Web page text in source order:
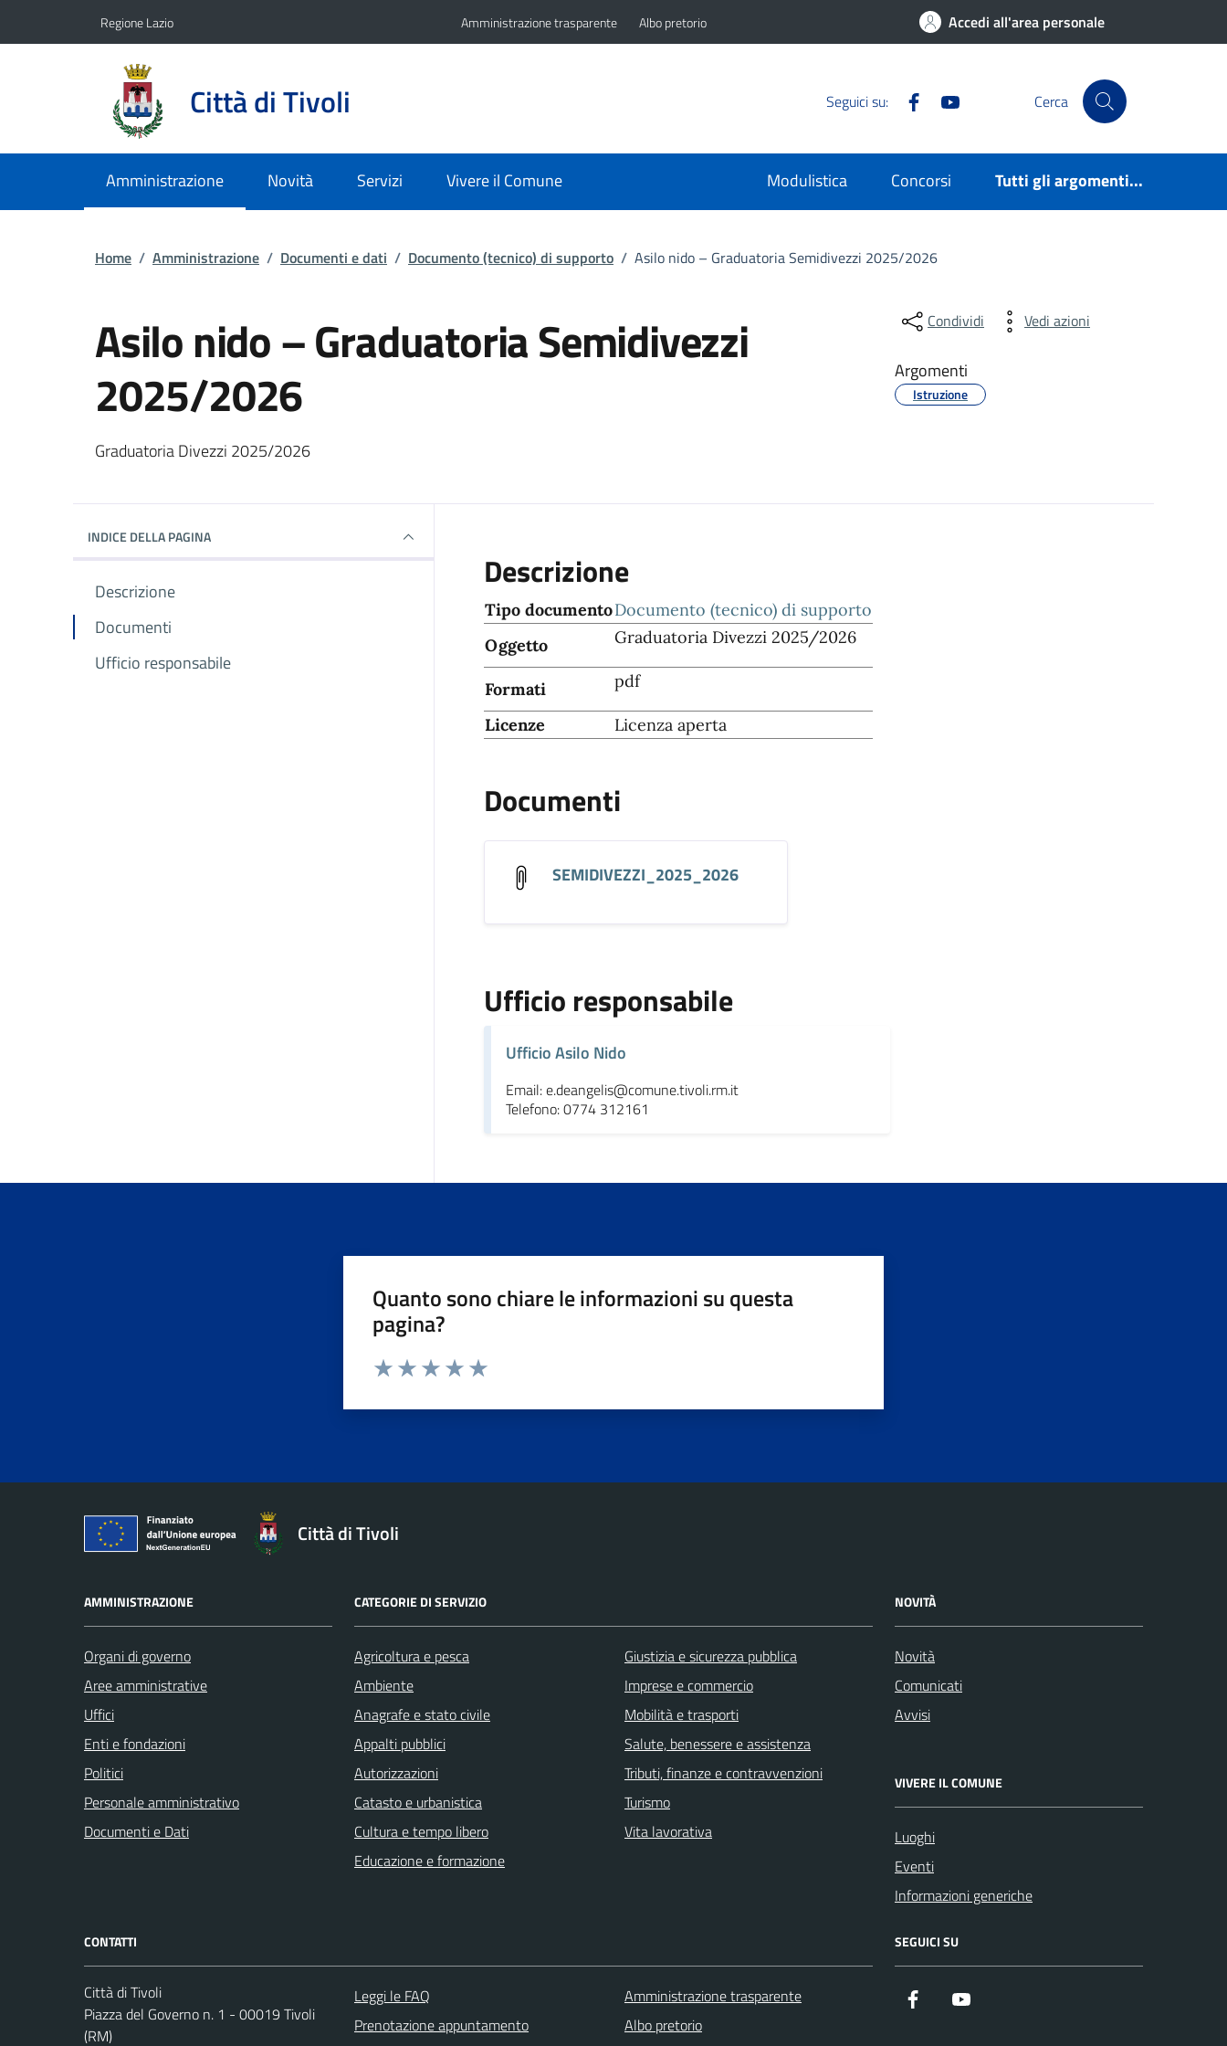
Regione Lazio Amministrazione trasparente Albo pretorio Accedi all'area personale
Città di Tivoli Seguici su: Facebook Cerca
Amministrazione Novità Servizi Vivere il Comune Modulistica Concorsi Tutti gli argomenti...
Home / Amministrazione / Documenti e dati / Documento (tecnico) di supporto / Asilo nido – Graduatoria Semidivezzi 2025/2026
Asilo nido – Graduatoria Semidivezzi
2025/2026
Dettagli del documento
Graduatoria Divezzi 2025/2026
Condividi Vedi azioni
Argomenti
Istruzione
INDICE DELLA PAGINA
Descrizione
Documenti
Ufficio responsabile
Descrizione
Tipo documentoDocumento (tecnico) di supporto
Oggetto
Graduatoria Divezzi 2025/2026
Formati pdf
Licenze Licenza aperta
Documenti
SEMIDIVEZZI_2025_2026
Ufficio responsabile
Ufficio Asilo Nido
Email: e.deangelis@comune.tivoli.rm.it
Telefono: 0774 312161
Quanto sono chiare le informazioni su questa
pagina?
Valuta da 1 a 5 stelle la pagina
Città di Tivoli
AMMINISTRAZIONE
Organi di governo
Aree amministrative
Uffici
Enti e fondazioni
Politici
Personale amministrativo
Documenti e Dati
CATEGORIE DI SERVIZIO
Agricoltura e pesca
Ambiente
Anagrafe e stato civile
Appalti pubblici
Autorizzazioni
Catasto e urbanistica
Cultura e tempo libero
Educazione e formazione
Giustizia e sicurezza pubblica
Imprese e commercio
Mobilità e trasporti
Salute, benessere e assistenza
Tributi, finanze e contravvenzioni
Turismo
Vita lavorativa
NOVITÀ
Novità
Comunicati
Avvisi
VIVERE IL COMUNE
Luoghi
Eventi
Informazioni generiche
CONTATTI
Città di Tivoli
Piazza del Governo n. 1 - 00019 Tivoli
(RM)
Leggi le FAQ
Prenotazione appuntamento
Amministrazione trasparente
Albo pretorio
SEGUICI SU
Facebook